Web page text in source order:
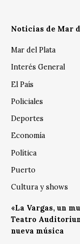
Noticias de Mar
Mar del Plata
Interés General
El País
Policiales
Deportes
Economía
Política
Puerto
Cultura y shows
«La Vargas, un
Teatro
nueva música